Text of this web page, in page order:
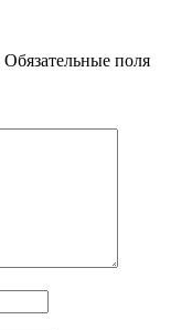
Обязательные поля